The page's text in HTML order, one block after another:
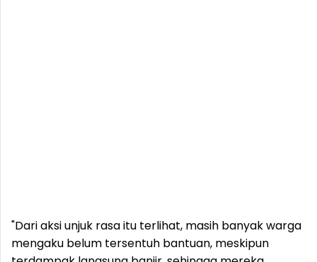
"Dari aksi unjuk rasa itu terlihat, masih banyak warga
mengaku belum tersentuh bantuan, meskipun